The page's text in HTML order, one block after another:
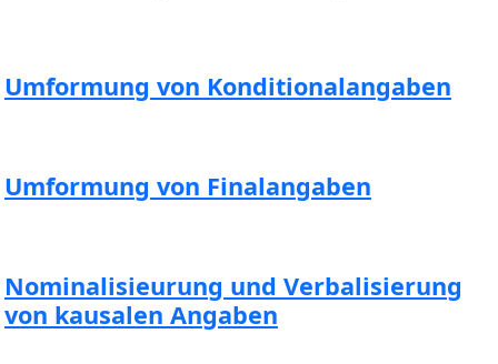
Umformung von Konditionalangaben
Umformung von Finalangaben
Nominalisieurung und Verbalisierung
von kausalen Angaben